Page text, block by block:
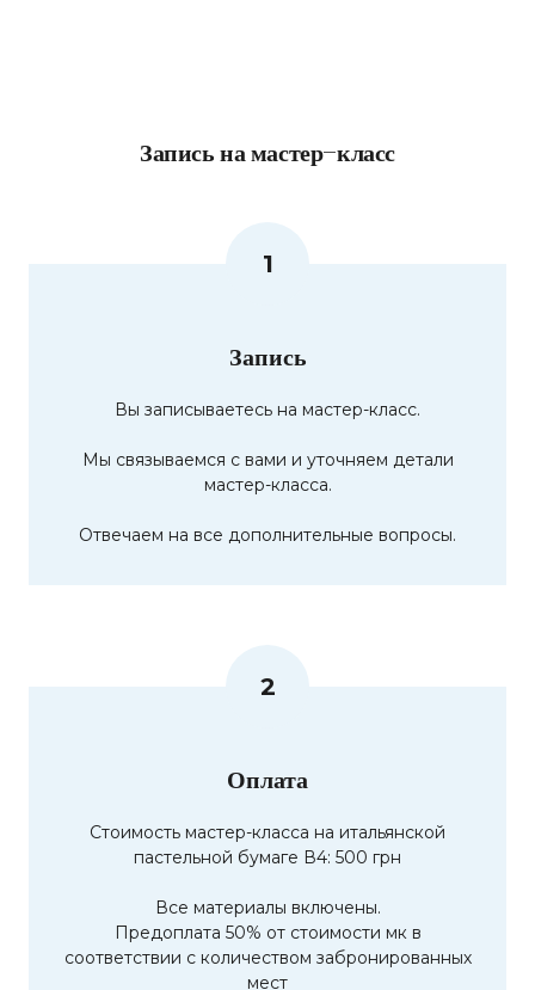
Запись на мастер-класс
1
Запись
Вы записываетесь на мастер-класс.
Мы связываемся с вами и уточняем детали
мастер-класса.
Отвечаем на все дополнительные вопросы.
2
Оплата
Стоимость мастер-класса на итальянской
пастельной бумаге В4: 500 грн
Все материалы включены.
Предоплата 50% от стоимости мк в
соответствии с количеством забронированных
мест